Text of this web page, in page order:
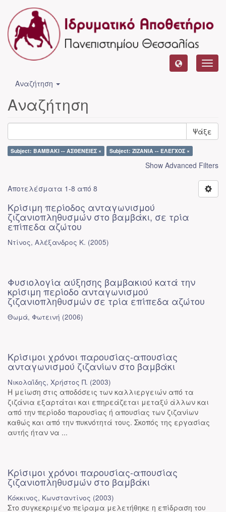
Αναζήτηση
Αναζήτηση
Ψάξε
Subject: ΒΑΜΒΑΚΙ -- ΑΣΘΕΝΕΙΕΣ × Subject: ΖΙΖΑΝΙΑ -- ΕΛΕΓΧΟΣ ×
Show Advanced Filters
Αποτελέσματα 1-8 από 8
Κρίσιμη περίοδος ανταγωνισμού
ζιζανιοπληθυσμών στο βαμβάκι, σε τρία
επίπεδα αζώτου
Ντίνος, Αλέξανδρος Κ. (2005)
Φυσιολογία αύξησης βαμβακιού κατά την
κρίσιμη περίοδο ανταγωνισμού
ζιζανιοπληθυσμών σε τρία επίπεδα αζώτου
Θωμά, Φωτεινή (2006)
Κρίσιμοι χρόνοι παρουσίας-απουσίας
ανταγωνισμού ζιζανίων στο βαμβάκι
Νικολαΐδης, Χρήστος Π. (2003)
Η μείωση στις αποδόσεις των καλλιεργειών από τα
ζιζάνια εξαρτάται και επηρεάζεται μεταξύ άλλων και
από την περίοδο παρουσίας ή απουσίας των ζιζανίων
καθώς και από την πυκνότητά τους. Σκοπός της εργασίας
αυτής ήταν να ...
Κρίσιμοι χρόνοι παρουσίας-απουσίας
ζιζανιοπληθυσμών στο βαμβάκι
Κόκκινος, Κωνσταντίνος (2003)
Στο συγκεκριμένο πείραμα μελετήθηκε η επίδραση του